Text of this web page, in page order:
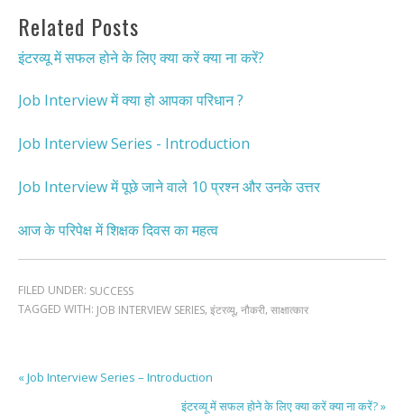
Related Posts
इंटरव्यू में सफल होने के लिए क्या करें क्या ना करें?
Job Interview में क्या हो आपका परिधान ?
Job Interview Series - Introduction
Job Interview में पूछे जाने वाले 10 प्रश्न और उनके उत्तर
आज के परिपेक्ष में शिक्षक दिवस का महत्व
FILED UNDER: SUCCESS
TAGGED WITH: JOB INTERVIEW SERIES, इंटरव्यू, नौकरी, साक्षात्कार
« Job Interview Series – Introduction
इंटरव्यू में सफल होने के लिए क्या करें क्या ना करें? »